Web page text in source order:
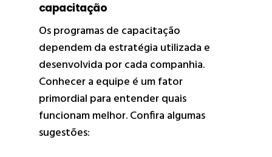
capacitação
Os programas de capacitação
dependem da estratégia utilizada e
desenvolvida por cada companhia.
Conhecer a equipe é um fator
primordial para entender quais
funcionam melhor. Confira algumas
sugestões: